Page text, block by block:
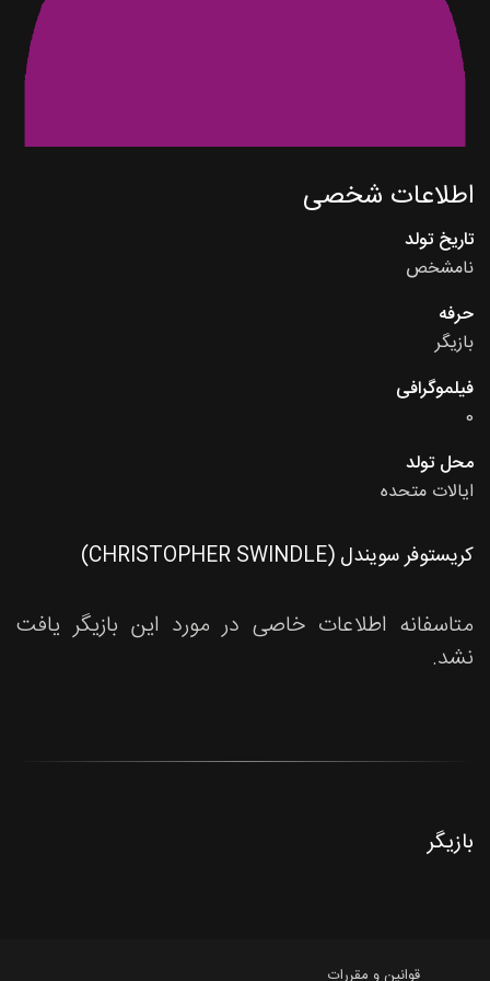
اطلاعات شخصی
تاریخ تولد
نامشخص
حرفه
بازیگر
فیلموگرافی
0
محل تولد
ایالات متحده
کریستوفر سویندل (CHRISTOPHER SWINDLE)
متاسفانه اطلاعات خاصی در مورد این بازیگر یافت
نشد.
بازیگر
قوانین و مقررات